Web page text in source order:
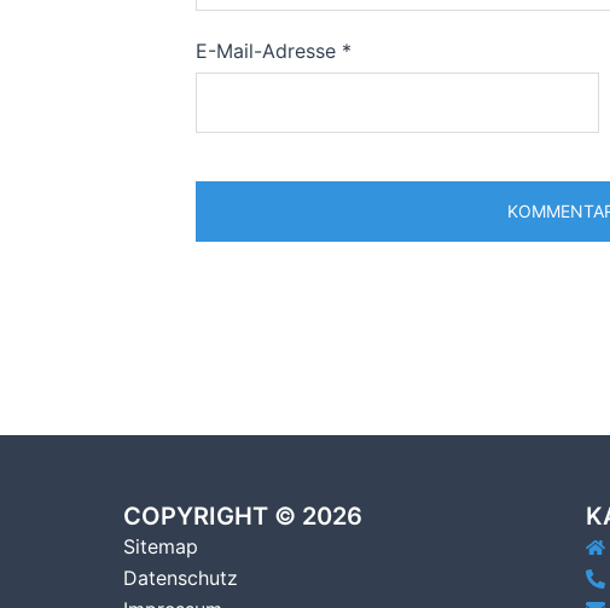
E-Mail-Adresse *
COPYRIGHT © 2026
Sitemap
Datenschutz